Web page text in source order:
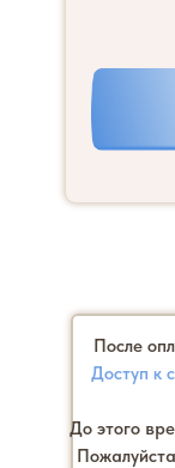
После
Доступ к
До этого